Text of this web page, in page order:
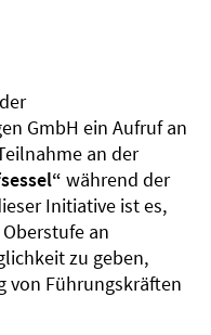
GmbH ein Aufruf an
an der
während der
Initiative ist es,
an
zu geben,
von Führungskräften